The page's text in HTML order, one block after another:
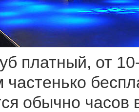
платный, от
обычно